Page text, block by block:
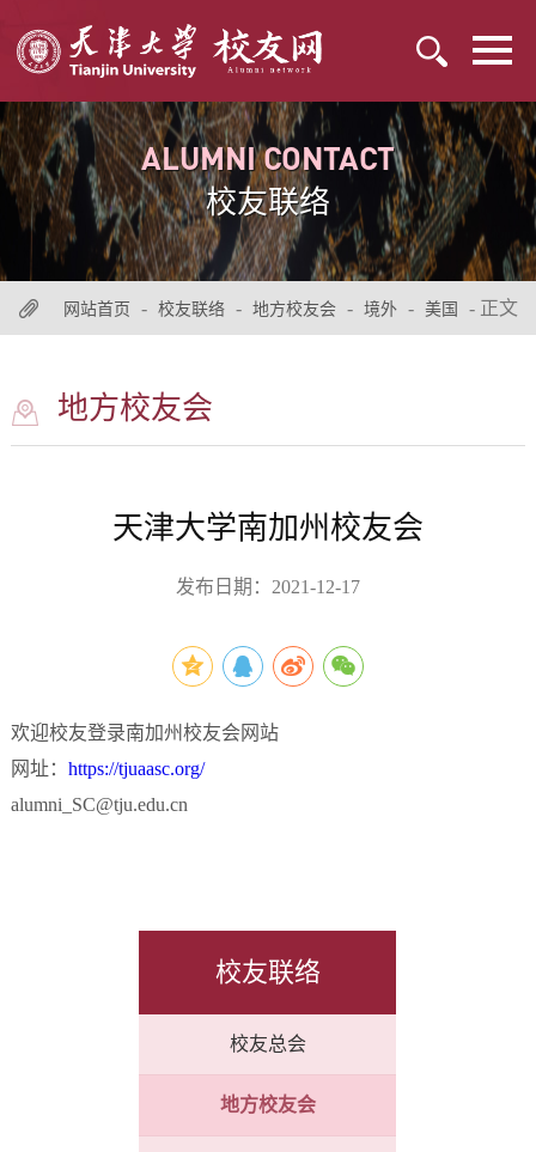
ALUMNI CONTACT
校友联络
网站首页 - 校友联络 - 地方校友会 - 境外 - 美国 - 正文
地方校友会
天津大学南加州校友会
发布日期：2021-12-17
欢迎校友登录南加州校友会网站
网址： https://tjuaasc.org/
alumni_SC@tju.edu.cn
校友联络
校友总会
地方校友会